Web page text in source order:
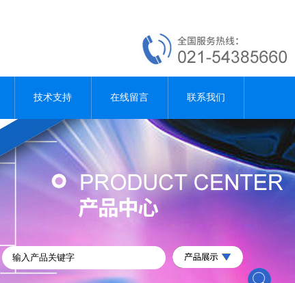
技术支持 在线留言 联系我们